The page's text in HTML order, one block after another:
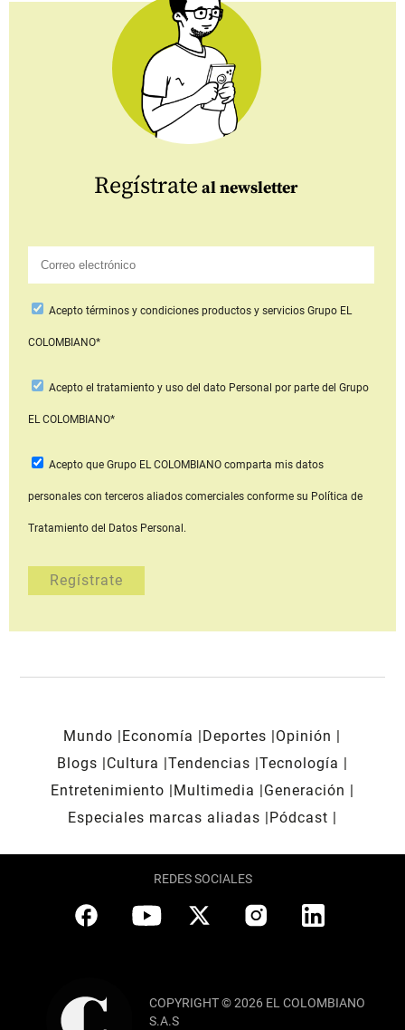
Regístrate al newsletter
Aceptotérminos y condiciones productos y serviciosGrupo EL
COLOMBIANO*
Acepto el tratamiento y uso del dato Personal por parte del Grupo
EL COLOMBIANO*
Acepto que Grupo EL COLOMBIANOcomparta mis datos
personales con terceros aliados comerciales conforme su Política de
Tratamiento del Datos Personal.
Mundo Economía Deportes
Opinión
Blogs
Cultura Tendencias Tecnología
Entretenimiento
Multimedia
Generación
Especiales marcas aliadas
Pódcast
REDES SOCIALES
COPYRIGHT © 2026 EL COLOMBIANO
S.A.S